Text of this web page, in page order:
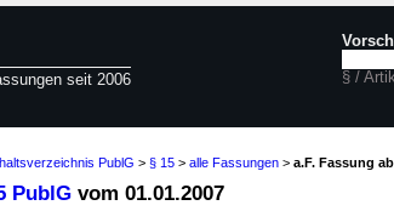
seit 2006 § /
PublG > § 15 > alle Fassungen > a.F. Fassung
PublG vom 01.01.2007